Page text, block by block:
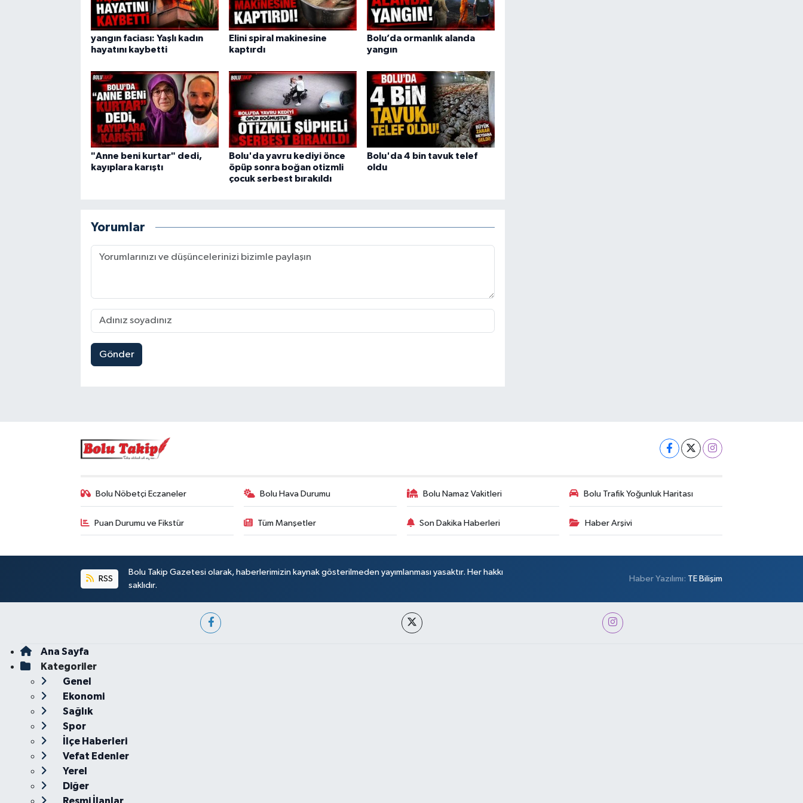
yangın faciası: Yaşlı kadın
hayatını kaybetti
Elini spiral makinesine
kaptırdı
Bolu’da ormanlık alanda
yangın
"Anne beni kurtar" dedi,
kayıplara karıştı
Bolu'da yavru kediyi önce
öpüp sonra boğan otizmli
çocuk serbest bırakıldı
Bolu'da 4 bin tavuk telef
oldu
Yorumlar
Gönder
Bolu Nöbetçi Eczaneler Bolu Hava Durumu Bolu Namaz Vakitleri Bolu Trafik Yoğunluk Haritası
Puan Durumu ve Fikstür Tüm Manşetler Son Dakika Haberleri Haber Arşivi
RSS
Bolu Takip Gazetesi olarak, haberlerimizin kaynak gösterilmeden yayımlanması yasaktır. Her hakkı
saklıdır.
Haber Yazılımı: TE Bilişim
Ana Sayfa
Kategoriler
Genel
Ekonomi
Sağlık
Spor
İlçe Haberleri
Vefat Edenler
Yerel
Diğer
Resmi İlanlar